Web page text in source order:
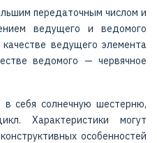
передаточным числом и
ведущего и ведомого
ведущего элемента
ведомого — червячное
в себя солнечную шестерню,
Характеристики могут
особенностей